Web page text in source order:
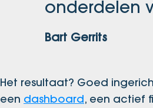
onderdelen
Bart Gerrits
Het resultaat? Goed
een dashboard, een actief